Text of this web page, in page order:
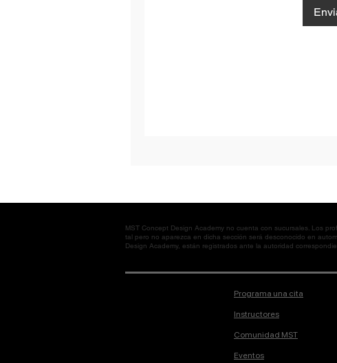
MST Concept Design Academy no cuenta con sucursales. Los
tal pero no aparezca en dicha sección será desconocido en
Design Academy, están registrados ante la autoridad
Programa una cita
Instructores
Comunidad MST
Eventos